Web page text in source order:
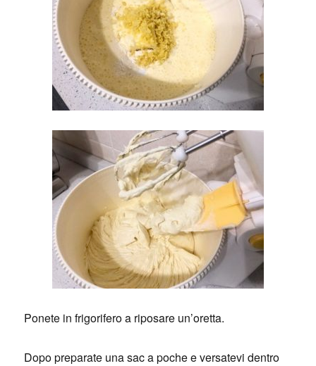
Ponete in frigorifero a riposare un’oretta.
Dopo preparate una sac a poche e versatevi dentro